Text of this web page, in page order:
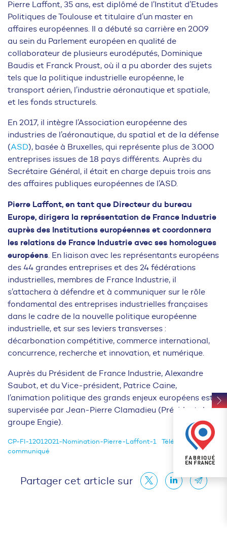
Pierre Laffont, 35 ans, est diplômé de l’Institut d’Etudes
Politiques de Toulouse et titulaire d’un master en
affaires européennes. Il a débuté sa carrière en 2009
au sein du Parlement européen en qualité de
collaborateur de plusieurs eurodéputés, Dominique
Baudis et Franck Proust, où il a pu aborder des sujets
tels que la politique industrielle européenne, le
transport aérien, l’industrie aéronautique et spatiale,
et les fonds structurels.
En 2017, il intègre l’Association européenne des
industries de l’aéronautique, du spatial et de la défense
(ASD), basée à Bruxelles, qui représente plus de 3.000
entreprises issues de 18 pays différents. Auprès du
Secrétaire Général, il était en charge depuis trois ans
des affaires publiques européennes de l’ASD.
Pierre Laffont, en tant que Directeur du bureau
Europe, dirigera la représentation de France Industrie
auprès des Institutions européennes et coordonnera
les relations de France Industrie avec ses homologues
européens . En liaison avec les représentants européens
des 44 grandes entreprises et des 24 fédérations
industrielles, membres de France Industrie, il
s’attachera à défendre et à communiquer sur le rôle
fondamental des entreprises industrielles françaises
dans le cadre de la nouvelle politique européenne
industrielle, et sur ses leviers transverses :
décarbonation compétitive, commerce international,
concurrence, recherche et innovation, et numérique.
Auprès du Président de France Industrie, Alexandre
Saubot, et du Vice-président, Patrice Caine,
l’animation politique des grands enjeux européens est
supervisée par Jean-Pierre Clamadieu (Président du
groupe Engie).
CP-FI-12012021-Nomination-Pierre-Laffont-1
Télécharger le
communiqué
Partager cet article sur